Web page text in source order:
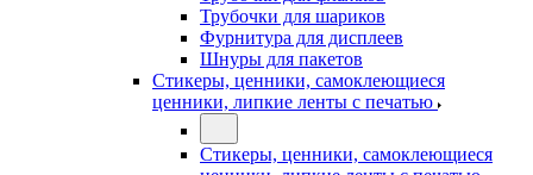
Трубочки для шариков
Фурнитура для дисплеев
Шнуры для пакетов
Стикеры, ценники, самоклеющиеся
ценники, липкие ленты с печатью
Стикеры, ценники, самоклеющиеся